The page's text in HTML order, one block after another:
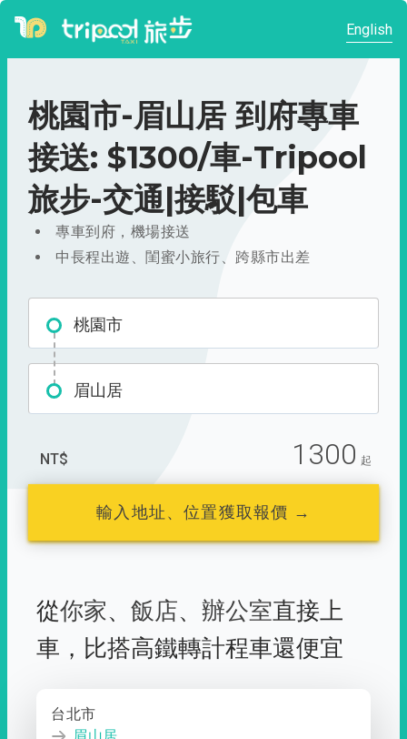
English
桃園市-眉山居 到府專車
接送: $1300/車-Tripool
旅步-交通|接駁|包車
專車到府，機場接送
中長程出遊、閨蜜小旅行、跨縣市出差
桃園市
眉山居
NT$ 1300 起
輸入地址、位置獲取報價 →
從你家、 飯店、 辦公室直接上
車， 比搭高鐵轉計程車還便宜
台北市